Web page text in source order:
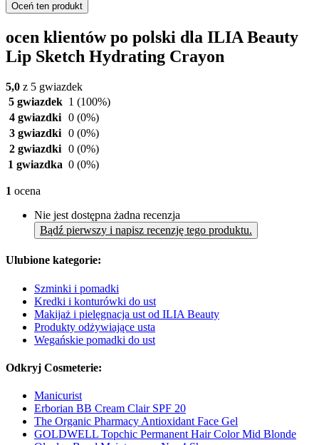
Oceń ten produkt
ocen klientów po polski dla ILIA Beauty
Lip Sketch Hydrating Crayon
5,0 z 5 gwiazdek
5 gwiazdek 1 (100%)
4 gwiazdki 0 (0%)
3 gwiazdki 0 (0%)
2 gwiazdki 0 (0%)
1 gwiazdka 0 (0%)
1 ocena
Nie jest dostępna żadna recenzja
Bądź pierwszy i napisz recenzję tego produktu.
Ulubione kategorie:
Szminki i pomadki
Kredki i konturówki do ust
Makijaż i pielęgnacja ust od ILIA Beauty
Produkty odżywiające usta
Wegańskie pomadki do ust
Odkryj Cosmeterie:
Manicurist
Erborian BB Cream Clair SPF 20
The Organic Pharmacy Antioxidant Face Gel
GOLDWELL Topchic Permanent Hair Color Mid Blonde